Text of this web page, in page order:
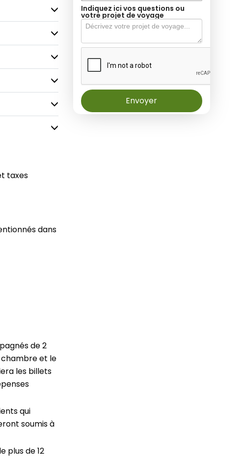
taxes
dans
de 2
et le
les billets
qui
soumis à
plus de 12
Indiquez ici vos questions ou
votre projet de voyage
Envoyer